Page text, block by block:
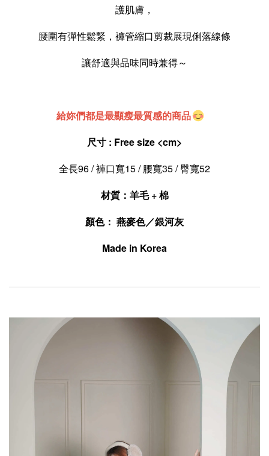
護肌膚，
腰圍有彈性鬆緊，褲管縮口剪裁展現俐落線條
讓舒適與品味同時兼得～
給妳們都是最顯瘦最質感的商品
尺寸 : Free size <cm>
全長96 / 褲口寬15 / 腰寬35 / 臀寬52
材質：羊毛 + 棉
顏色： 燕麥色／銀河灰
Made in Korea